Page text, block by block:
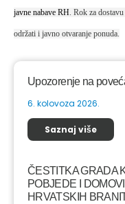
javne nabave RH. Rok za
održati i javno otvaranje ponuda.
Upozorenje na
6. kolovoza 2026.
Saznaj više
ČESTITKA GRADA
POBJEDE I
HRVATSKIH